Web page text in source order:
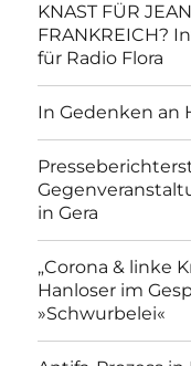
KNAST FÜR
FRANKREICH?
für Radio Flora
In Gedenken an
in Gera
„Corona & linke
Hanloser im
»Schwurbelei«